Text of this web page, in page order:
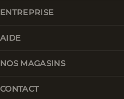
ENTREPRISE
AIDE
NOS MAGASINS
CONTACT